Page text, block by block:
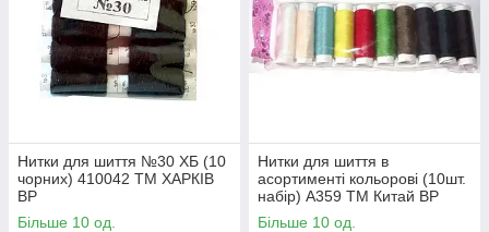
Нитки для шиття №30 ХБ (10
чорних) 410042 ТМ ХАРКІВ
BP
Більше 10 од.
Нитки для шиття в
асортименті кольорові (10шт.
набір) A359 ТМ Китай BP
Більше 10 од.